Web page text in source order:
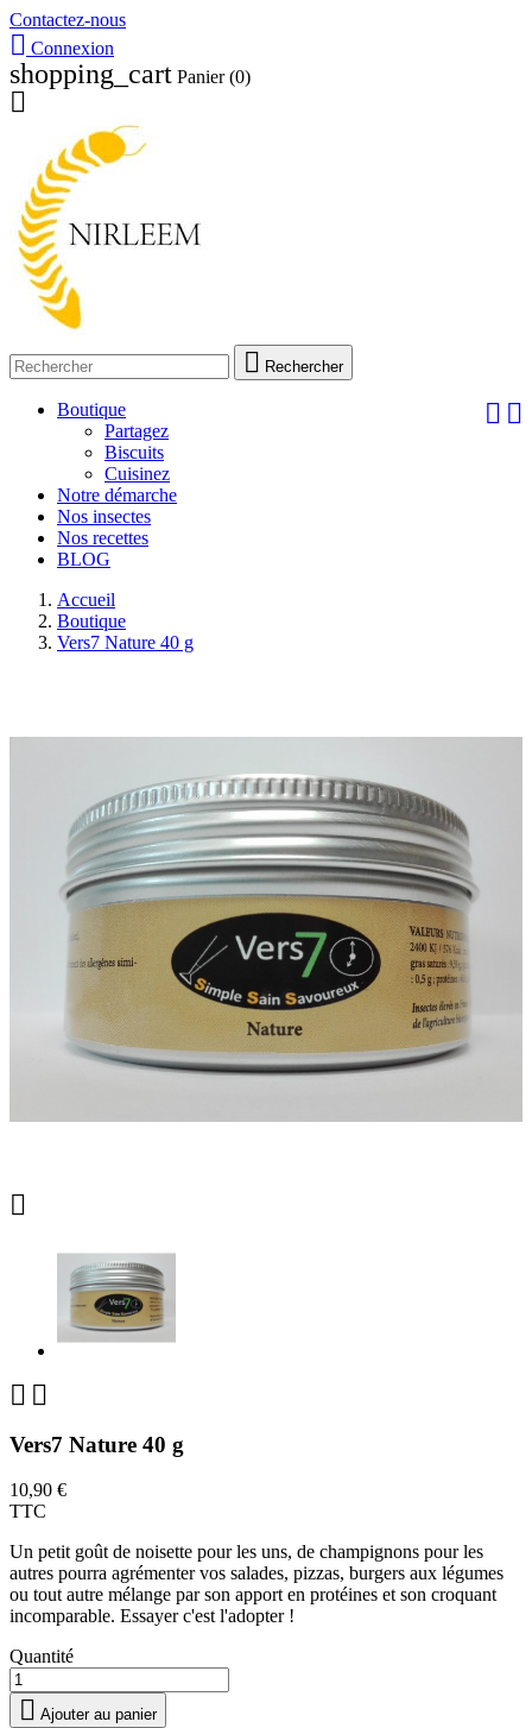
Contactez-nous
 Connexion
shopping_cart Panier (0)

 Rechercher
 
Boutique
Partagez
Biscuits
Cuisinez
Notre démarche
Nos insectes
Nos recettes
BLOG
Accueil
Boutique
Vers7 Nature 40 g

 
Vers7 Nature 40 g
10,90 €
TTC
Un petit goût de noisette pour les uns, de champignons pour les
autres pourra agrémenter vos salades, pizzas, burgers aux légumes
ou tout autre mélange par son apport en protéines et son croquant
incomparable. Essayer c'est l'adopter !
Quantité
 Ajouter au panier